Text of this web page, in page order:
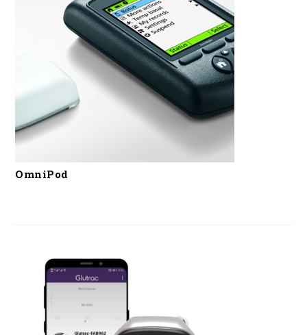
OmniPod